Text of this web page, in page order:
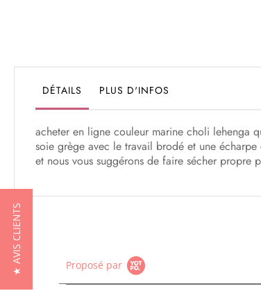
la
Galerie
d’images
DÉTAILS PLUS D'INFOS
acheter en ligne couleur marine choli lehenga
soie grège avec le travail brodé et une
et nous vous suggérons de faire sécher propre
Proposé par
★ AVIS CLIENTS